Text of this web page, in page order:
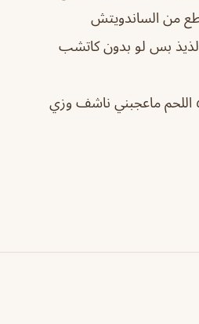
٣_تشيلي تشيز فرايز ١٠/٩ لذيذ بس لو بدون كاتشب
٤_اضلاع لحم ١٤٥ريال ٥/١٠ اللحم ماعجبني ناشف وزي